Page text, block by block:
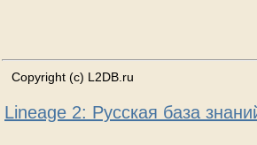
Copyright (c) L2DB.ru
Lineage 2: Русская база